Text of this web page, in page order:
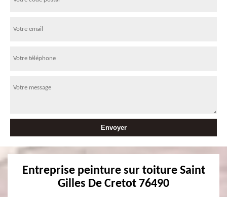
Entreprise peinture sur toiture Saint
Gilles De Cretot 76490